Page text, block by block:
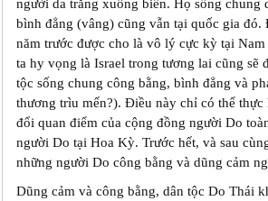
người da trắng xuống biển. Họ sống chung
bình đẳng (vâng) cũng vẫn tại quốc gia
năm trước được cho là vô lý cực kỳ tại
ta hy vọng là Israel trong tương lai cũng sẽ
tộc sống chung công bằng, bình đẳng và
thương trìu mến?). Điều này chỉ có thể thực
đổi quan điểm của cộng đồng người Do
người Do tại Hoa Kỳ. Trước hết, và sau
những người Do công bằng và dũng cảm
Dũng cảm và công bằng, dân tộc Do Thái